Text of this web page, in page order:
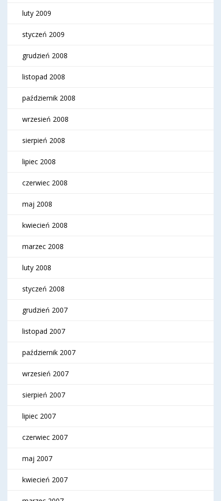
luty 2009
styczeń 2009
grudzień 2008
listopad 2008
październik 2008
wrzesień 2008
sierpień 2008
lipiec 2008
czerwiec 2008
maj 2008
kwiecień 2008
marzec 2008
luty 2008
styczeń 2008
grudzień 2007
listopad 2007
październik 2007
wrzesień 2007
sierpień 2007
lipiec 2007
czerwiec 2007
maj 2007
kwiecień 2007